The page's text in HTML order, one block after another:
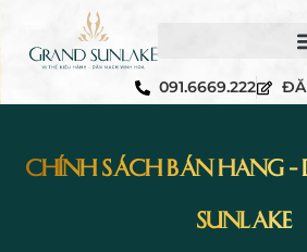
091.6669.222
CHÍNH SÁCH BÁN HÀNG
SUNLAKE